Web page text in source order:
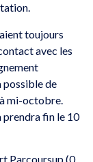
toujours
avec les
possible de
mi-octobre.
prendra fin le 10
Parcoursup (0